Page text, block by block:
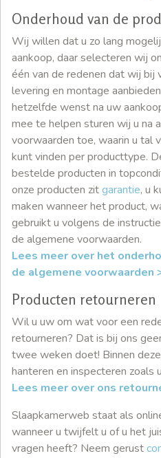
Onderhoud van de
Wij willen dat u zo lang
aankoop, daar selecteren wij
één van de redenen dat wij bij
levering en montage
hetzelfde wenst na uw
mee te helpen sturen wij u na
voorwaarden toe, waarin u tal
kunt vinden per producttype.
bestelde producten in
onze producten zitgarantie, u
maken wanneer het product,
gebruikt u volgens de
de algemene voorwaarden.
Lees meer over het
de algemene voorwaarden
Producten retourneren
Wil u uw om wat voor een
retourneren? Dat is bij ons
twee weken doet! Binnen
hanteren en inspecteren zoals
Lees meer over ons
Slaapkamerweb staat als
wanneer u twijfelt u of u het
vragen heeft? Neem gerust